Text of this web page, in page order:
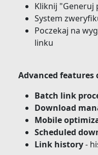
Kliknij "Generuj
System
Poczekaj na
linku
Advanced features
Batch link
Download
Mobile
Scheduled
Link history-